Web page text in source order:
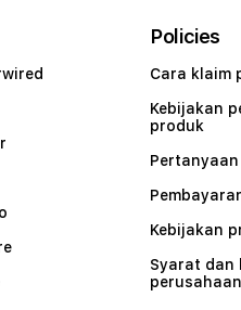
Policies
Cara klaim
Kebijakan
produk
Pertanyaan
Kebijakan
Syarat dan
perusahaan